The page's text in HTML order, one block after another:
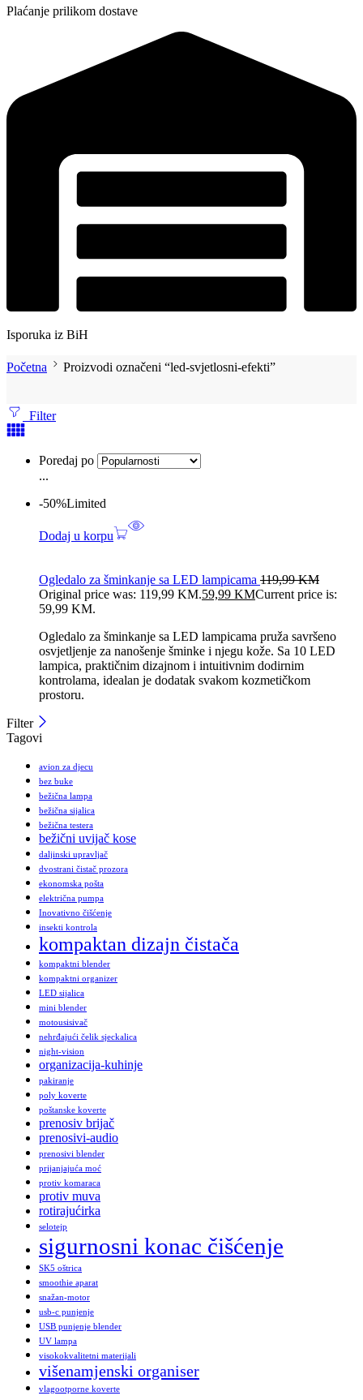
Plaćanje prilikom dostave
Isporuka iz BiH
Početna Proizvodi označeni “led-svjetlosni-efekti”
Filter
Poredaj po
...
-50%Limited
Dodaj u korpu
Ogledalo za šminkanje sa LED lampicama 119,99KM
Original price was: 119,99 KM.59,99 KMCurrent price is:
59,99 KM.
Ogledalo za šminkanje sa LED lampicama pruža savršeno
osvjetljenje za nanošenje šminke i njegu kože. Sa 10 LED
lampica, praktičnim dizajnom i intuitivnim dodirnim
kontrolama, idealan je dodatak svakom kozmetičkom
prostoru.
Filter
Tagovi
avion za djecu
bez buke
bežična lampa
bežična sijalica
bežična testera
bežični uvijač kose
daljinski upravljač
dvostrani čistač prozora
ekonomska pošta
električna pumpa
Inovativno čišćenje
insekti kontrola
kompaktan dizajn čistača
kompaktni blender
kompaktni organizer
LED sijalica
mini blender
motousisivač
nehrđajući čelik sjeckalica
night-vision
organizacija-kuhinje
pakiranje
poly koverte
poštanske koverte
prenosiv brijač
prenosivi-audio
prenosivi blender
prijanjajuća moć
protiv komaraca
protiv muva
rotirajućirka
selotejp
sigurnosni konac čišćenje
SK5 oštrica
smoothie aparat
snažan-motor
usb-c punjenje
USB punjenje blender
UV lampa
visokokvalitetni materijali
višenamjenski organiser
vlagootporne koverte